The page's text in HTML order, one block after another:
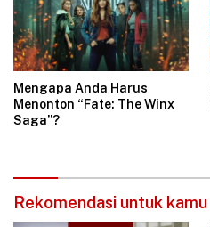
Mengapa Anda Harus
Menonton “Fate: The Winx
Saga”?
Rekomendasi untuk kamu